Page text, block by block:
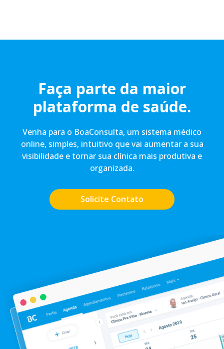
Faça parte da maior
plataforma de saúde.
Venha para o BoaConsulta, um sistema médico
online, simples, intuitivo que vai aumentar a sua
visibilidade e tornar sua clínica mais produtiva e
organizada.
Solicite Contato